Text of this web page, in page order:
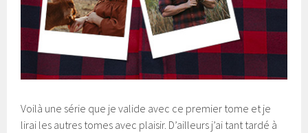
Voilà une série que je valide avec ce premier tome et je
lirai les autres tomes avec plaisir. D’ailleurs j’ai tant tardé à